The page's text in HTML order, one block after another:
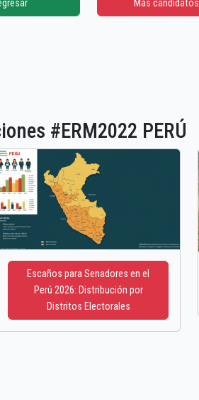
Más candidatos
#ERM2022 PERÚ
Escaños para Senadores en el
Perú 2026: Distribución por
Distritos Electorales